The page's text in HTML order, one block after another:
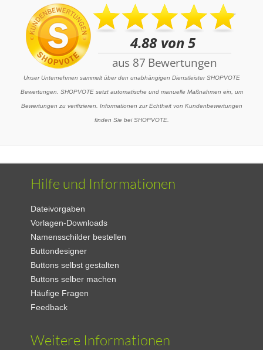
Unser Unternehmen sammelt über den unabhängigen Dienstleister SHOPVOTE
Bewertungen. SHOPVOTE setzt automatische und manuelle Maßnahmen ein, um
Bewertungen zu verifizieren. Informationen zur Echtheit von Kundenbewertungen
finden Sie bei SHOPVOTE.
Hilfe und Informationen
Dateivorgaben
Vorlagen-Downloads
Namensschilder bestellen
Buttondesigner
Buttons selbst gestalten
Buttons selber machen
Häufige Fragen
Feedback
Weitere Informationen